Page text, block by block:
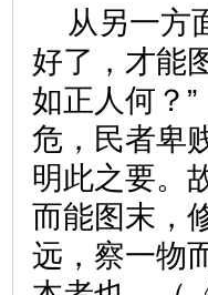
从另一方
好了，才能
如正人何？
危，民者卑
明此之要。
而能图末，
远，察一物